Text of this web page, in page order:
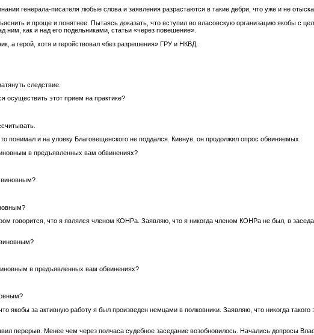
генерала-писателя любые слова и заявления разрастаются в такие дебри, что уже и не
и проще и понятнее. Пытаясь доказать, что вступил во власовскую организацию якобы с
ним, как и над его подельниками, статьи «через повешение».
а герой, хотя и геройствовал «без разрешения» ГРУ и НКВД.
следствие.
осуществить этот прием на практике?
понимал и на уловку Благовещенского не поддался. Кивнув, он продолжил опрос обвиняемых.
в предъявленных вам обвинениях?
виновным?
говорится, что я являлся членом КОНРа. Заявляю, что я никогда членом КОНРа не был, в
в предъявленных вам обвинениях?
якобы за активную работу я был произведен немцами в полковники. Заявляю, что никогда такого
перерыв. Менее чем через полчаса судебное заседание возобновилось. Начались допросы